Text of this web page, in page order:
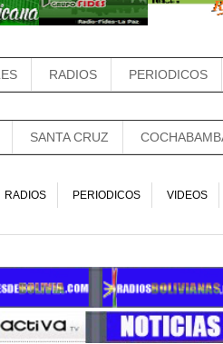
RADIOS PERIODICOS
SANTA CRUZ
RADIOS PERIODICOS VIDEOS